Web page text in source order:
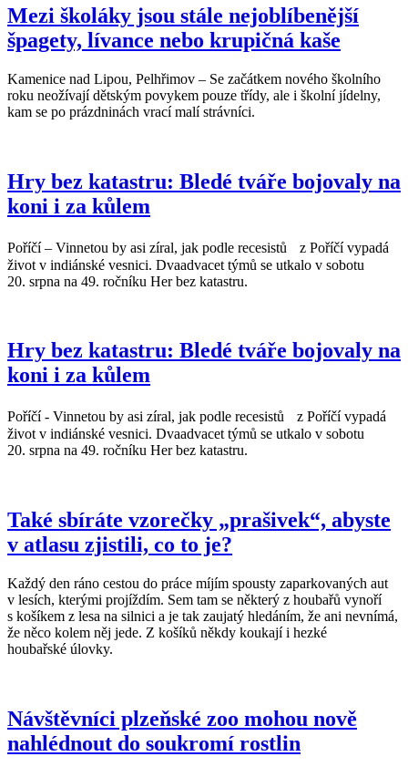
Mezi školáky jsou stále nejoblíbenější
špagety, lívance nebo krupičná kaše
Kamenice nad Lipou, Pelhřimov – Se začátkem nového školního
roku neožívají dětským povykem pouze třídy, ale i školní jídelny,
kam se po prázdninách vrací malí strávníci.
Hry bez katastru: Bledé tváře bojovaly na
koni i za kůlem
Poříčí – Vinnetou by asi zíral, jak podle recesistů z Poříčí vypadá
život v indiánské vesnici. Dvaadvacet týmů se utkalo v sobotu
20. srpna na 49. ročníku Her bez katastru.
Hry bez katastru: Bledé tváře bojovaly na
koni i za kůlem
Poříčí - Vinnetou by asi zíral, jak podle recesistů z Poříčí vypadá
život v indiánské vesnici. Dvaadvacet týmů se utkalo v sobotu
20. srpna na 49. ročníku Her bez katastru.
Také sbíráte vzorečky „prašivek“, abyste
v atlasu zjistili, co to je?
Každý den ráno cestou do práce míjím spousty zaparkovaných aut
v lesích, kterými projíždím. Sem tam se některý z houbařů vynoří
s košíkem z lesa na silnici a je tak zaujatý hledáním, že ani nevnímá,
že něco kolem něj jede. Z košíků někdy koukají i hezké
houbařské úlovky.
Návštěvníci plzeňské zoo mohou nově
nahlédnout do soukromí rostlin